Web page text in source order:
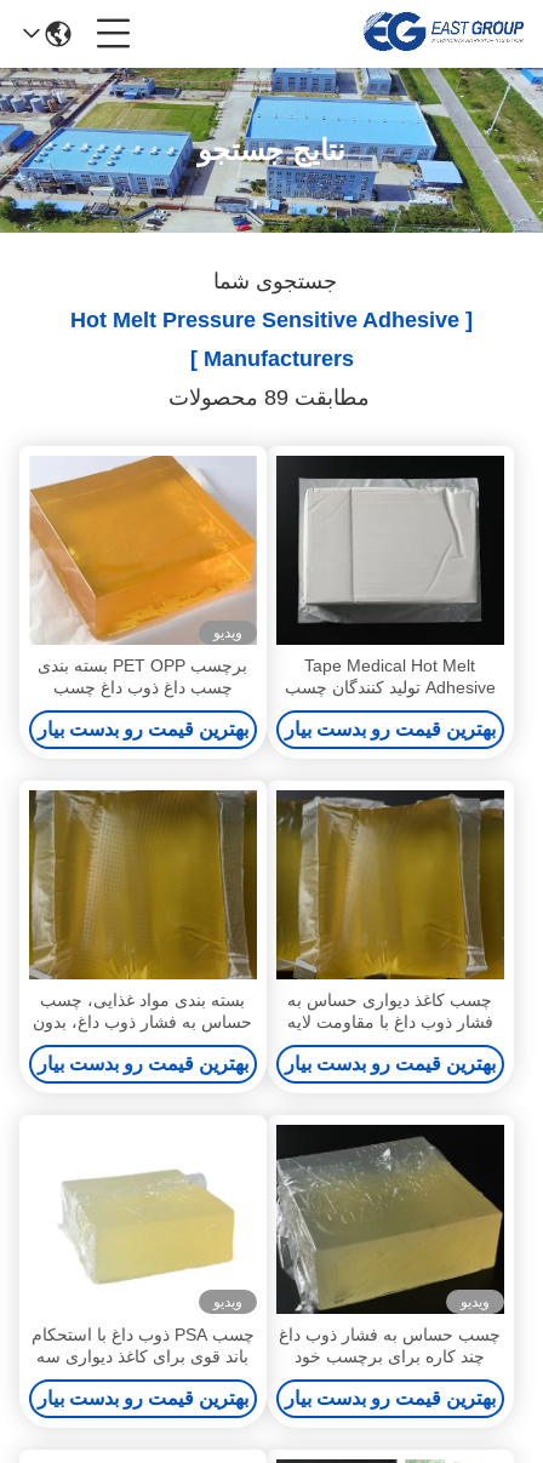
نتایج جستجو
جستجوی شما
[ Hot Melt Pressure Sensitive Adhesive
Manufacturers ]
مطابقت 89 محصولات
Tape Medical Hot Melt
Adhesive تولید کنندگان چسب
حساس به فشار ذوب داغ
بهترین قیمت رو بدست بیار
ویدیو
برچسب PET OPP بسته بندی
چسب داغ ذوب داغ چسب
حساس به فشار ذوب داغ
بهترین قیمت رو بدست بیار
چسب کاغذ دیواری حساس به
فشار ذوب داغ با مقاومت لایه
برداری بالا 4253-34-3
بهترین قیمت رو بدست بیار
بسته بندی مواد غذایی، چسب
حساس به فشار ذوب داغ، بدون
حلال زرد
بهترین قیمت رو بدست بیار
ویدیو
چسب حساس به فشار ذوب داغ
چند کاره برای برچسب خود
چسب
بهترین قیمت رو بدست بیار
ویدیو
چسب PSA ذوب داغ با استحکام
باند قوی برای کاغذ دیواری سه
بعدی
بهترین قیمت رو بدست بیار